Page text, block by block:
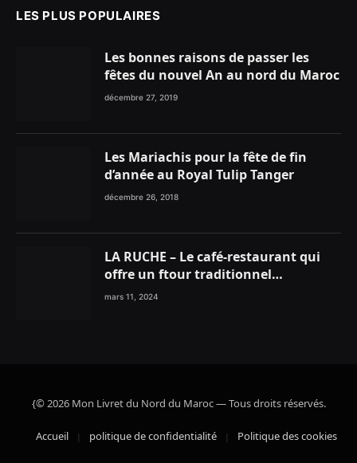
LES PLUS POPULAIRES
Les bonnes raisons de passer les
fêtes du nouvel An au nord du Maroc
décembre 27, 2019
Les Mariachis pour la fête de fin
d’année au Royal Tulip Tanger
décembre 26, 2018
LA RUCHE – Le café-restaurant qui
offre un ftour traditionnel
gourmand
mars 11, 2024
{© 2026 Mon Livret du Nord du Maroc — Tous droits réservés.
Accueil politique de confidentialité Politique des cookies